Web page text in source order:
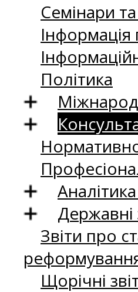
Семінари
Політика
Державні
Звіти про
Щорічні